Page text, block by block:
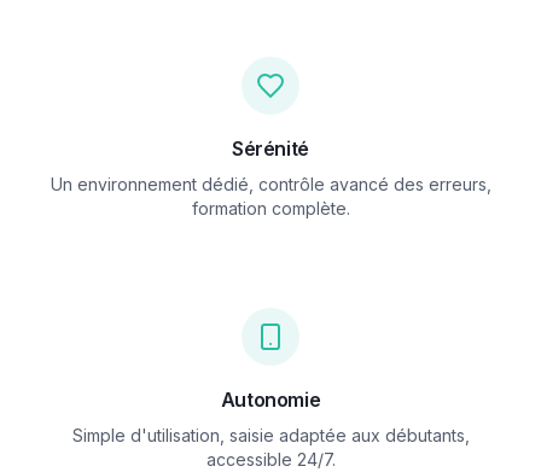
Sérénité
Un environnement dédié, contrôle avancé des erreurs,
formation complète.
Autonomie
Simple d'utilisation, saisie adaptée aux débutants,
accessible 24/7.